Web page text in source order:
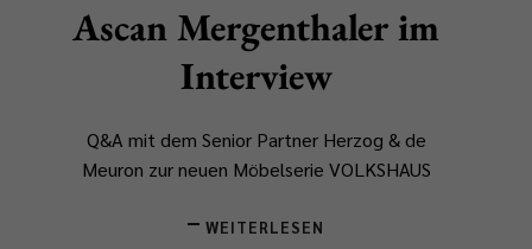
Ascan Mergenthaler im
Interview
Q&A mit dem Senior Partner Herzog & de
Meuron zur neuen Möbelserie VOLKSHAUS
WEITERLESEN